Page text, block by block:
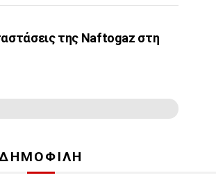
της Naftogaz στη